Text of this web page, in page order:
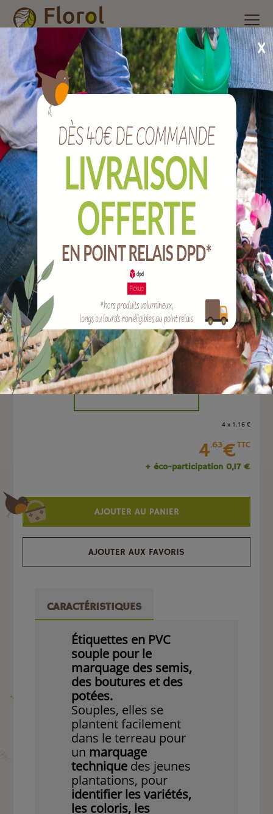
Accueil Nos produits /Outils de jardin/ Plasticulture, liens,
Grillage
72 étiquettes semis à planter.
72 étiquettes semis à planter.
Ref :
J12100
EAN :4047883033820
Marque :
SOERGEN Distribution
Quantité :
Unité
-
4 x 1 .16 €
4.63€TTC
+ éco-participation 0,17 €
AJOUTER AU PANIER
AJOUTER AUX FAVORIS
CARACTÉRISTIQUES
Étiquettes en PVC
souple pour le
marquage des semis,
des boutures et des
potées.
Souples, elles se
plantent facilement
dans le terreau pour
un marquage
technique des jeunes
plantations, pour
identifier les variétés,
les coloris, les